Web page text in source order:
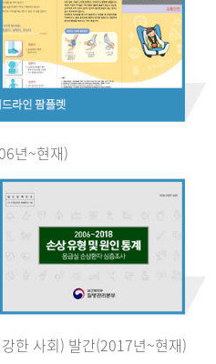
년~현재)
한 사회) 발간(2017년~현재)